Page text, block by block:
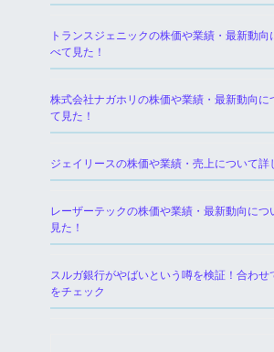
トランスジェニックの株価や業績・最新動向
べて見た！
株式会社ナガホリの株価や業績・最新動向に
て見た！
ジェイリースの株価や業績・売上について詳
レーザーテックの株価や業績・最新動向につ
見た！
スルガ銀行がやばいという噂を検証！合わせ
をチェック